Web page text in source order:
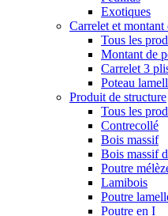
Exotiques
Carrelet et montant
Tous les
Montant de
Carrelet 3
Poteau
Produit de structure
Tous les
Contrecollé
Bois massif
Bois massif
Poutre
Lamibois
Poutre
Poutre en I